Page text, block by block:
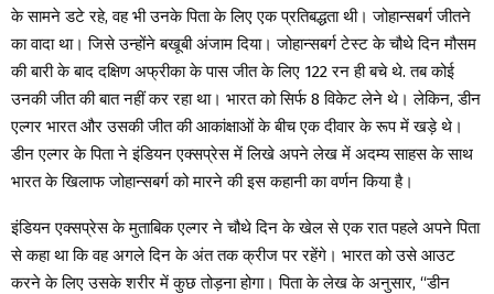
के सामने डटे रहे, वह भी उनके पिता के लिए एक प्रतिबद्धता थी। जोहान्सबर्ग जीतने
का वादा था। जिसे उन्होंने बखूबी अंजाम दिया। जोहान्सबर्ग टेस्ट के चौथे दिन मौसम
की बारी के बाद दक्षिण अफ्रीका के पास जीत के लिए 122 रन ही बचे थे. तब कोई
उनकी जीत की बात नहीं कर रहा था। भारत को सिर्फ 8 विकेट लेने थे। लेकिन, डीन
एल्गर भारत और उसकी जीत की आकांक्षाओं के बीच एक दीवार के रूप में खड़े थे।
डीन एल्गर के पिता ने इंडियन एक्सप्रेस में लिखे अपने लेख में अदम्य साहस के साथ
भारत के खिलाफ जोहान्सबर्ग को मारने की इस कहानी का वर्णन किया है।
इंडियन एक्सप्रेस के मुताबिक एल्गर ने चौथे दिन के खेल से एक रात पहले अपने पिता
से कहा था कि वह अगले दिन के अंत तक क्रीज पर रहेंगे। भारत को उसे आउट
करने के लिए उसके शरीर में कुछ तोड़ना होगा। पिता के लेख के अनुसार, “डीन